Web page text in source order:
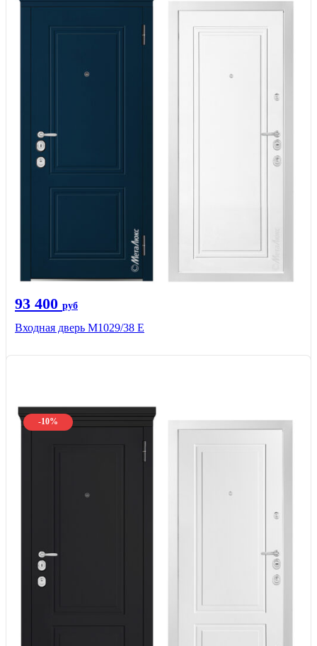
93 400 руб
Входная дверь М1029/38 E
-10%